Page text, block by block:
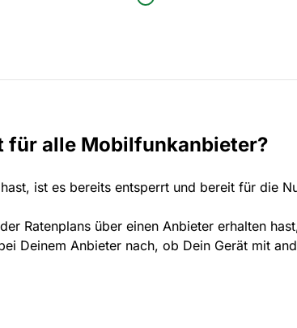
für alle Mobilfunkanbieter?
ist es bereits entsperrt und bereit für die
Ratenplans über einen Anbieter erhalten
Deinem Anbieter nach, ob Dein Gerät mit